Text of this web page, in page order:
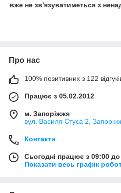
вже не зв'язуватиметься з
Про нас
100% позитивних з 122
Працює з 05.02.2012
м. Запоріжжя
вул. Василя Стуса 2,
Контакти
Сьогодні працює з 09:00
Показати весь графік